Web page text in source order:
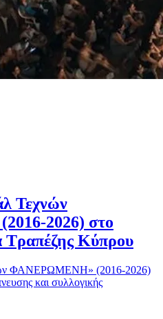
Τεχνών
2026) στο
Τραπέζης Κύπρου
ΦΑΝΕΡΩΜΕΝΗ» (2016-2026)
και συλλογικής